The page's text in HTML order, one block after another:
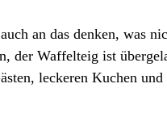
an das denken, was
der Waffelteig ist
leckeren Kuchen